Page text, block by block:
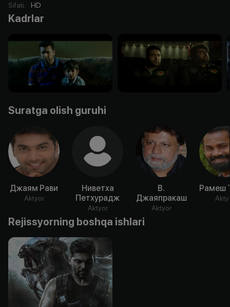
Sifati: HD
Kadrlar
Suratga olish guruhi
Джаям Рави
Aktyor
Ниветха
Петхурадж
Aktyor
В.
Джаяпракаш
Aktyor
Рамеш
Rejissyorning boshqa ishlari